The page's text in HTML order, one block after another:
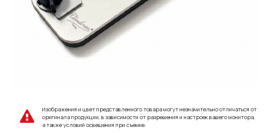
Изображения и цвет представленного товара могут незначительно отличаться от
оригинала продукции, в зависимости от разрешения и настроек вашего монитора,
а также условий освещения при съемке.